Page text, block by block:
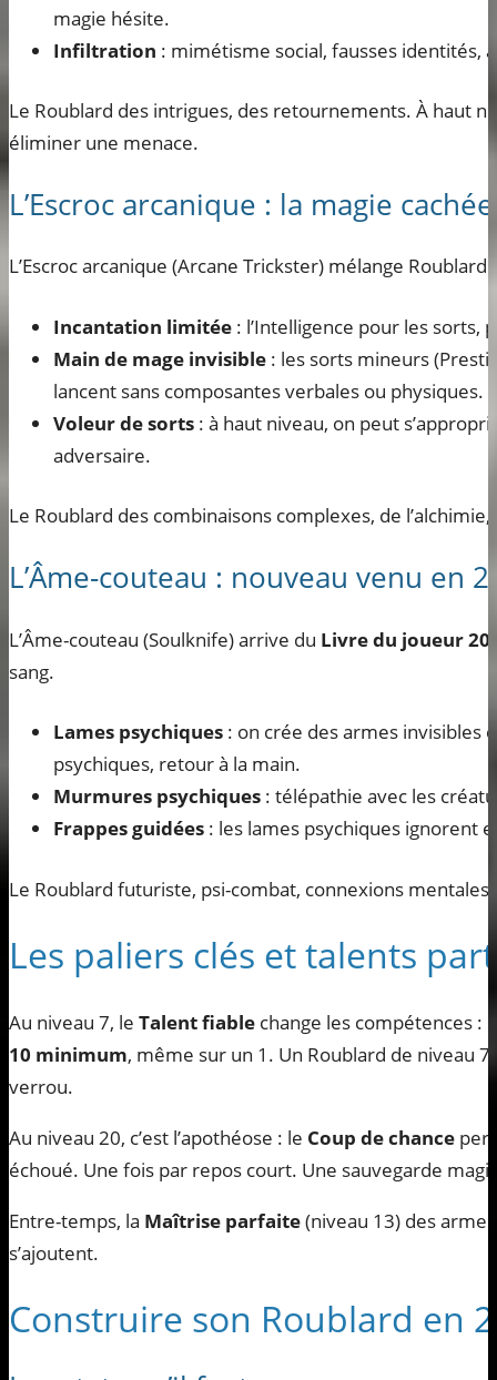
magie hésite.
Infiltration : mimétisme social, fausses identités,
Le Roublard des intrigues, des retournements. À haut
éliminer une menace.
L’Escroc arcanique : la magie cachée
L’Escroc arcanique (Arcane Trickster) mélange Roublard
Incantation limitée : l’Intelligence pour les sorts,
Main de mage invisible : les sorts mineurs
lancent sans composantes verbales ou physiques.
Voleur de sorts : à haut niveau, on peut
adversaire.
Le Roublard des combinaisons complexes, de l’alchimie,
L’Âme-couteau : nouveau venu en
L’Âme-couteau (Soulknife) arrive du Livre du joueur
sang.
Lames psychiques : on crée des armes invisibles
psychiques, retour à la main.
Murmures psychiques : télépathie avec les
Frappes guidées : les lames psychiques ignorent
Le Roublard futuriste, psi-combat, connexions
Les paliers clés et talents
Au niveau 7, le Talent fiable change les compétences :
10 minimum, même sur un 1. Un Roublard de niveau
verrou.
Au niveau 20, c’est l’apothéose : le Coup de chance
échoué. Une fois par repos court. Une sauvegarde
Entre-temps, la Maîtrise parfaite(niveau 13) des
s’ajoutent.
Construire son Roublard en